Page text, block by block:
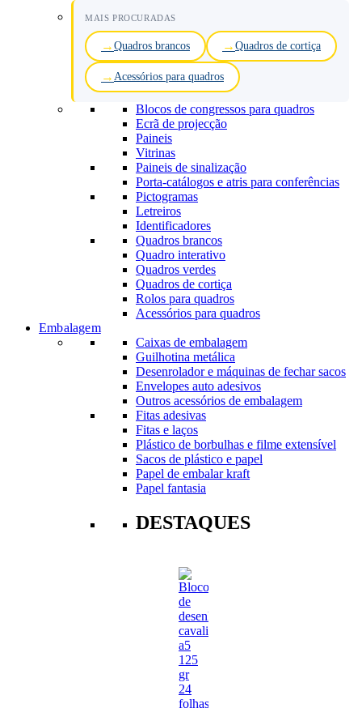
MAIS PROCURADAS
Quadros brancos Quadros de cortiça
Acessórios para quadros
Blocos de congressos para quadros
Ecrã de projecção
Paineis
Vitrinas
Paineis de sinalização
Porta-catálogos e atris para conferências
Pictogramas
Letreiros
Identificadores
Quadros brancos
Quadro interativo
Quadros verdes
Quadros de cortiça
Rolos para quadros
Acessórios para quadros
Embalagem
Caixas de embalagem
Guilhotina metálica
Desenrolador e máquinas de fechar sacos
Envelopes auto adesivos
Outros acessórios de embalagem
Fitas adesivas
Fitas e laços
Plástico de borbulhas e filme extensível
Sacos de plástico e papel
Papel de embalar kraft
Papel fantasia
DESTAQUES